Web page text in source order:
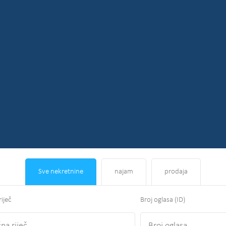
Sve nekretnine najam prodaja
Broj oglasa (ID)